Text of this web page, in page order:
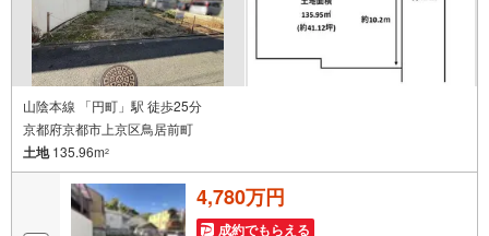
山陰本線 「円町」駅 徒歩25分
京都府京都市上京区鳥居前町
土地135.96m2
4,780万円
成約でもらえる